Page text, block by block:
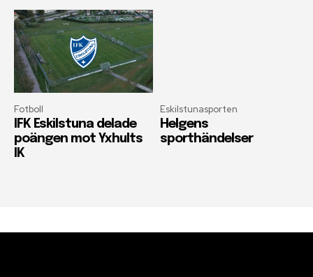
Fotboll
IFK Eskilstuna delade
poängen mot Yxhults
IK
Eskilstunasporten
Helgens
sporthändelser